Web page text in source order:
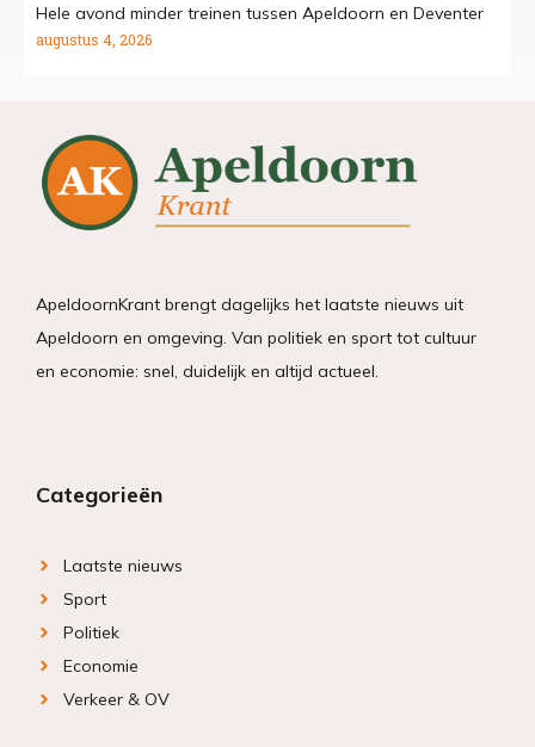
Hele avond minder treinen tussen Apeldoorn en Deventer
augustus 4, 2026
ApeldoornKrant brengt dagelijks het laatste nieuws uit
Apeldoorn en omgeving. Van politiek en sport tot cultuur
en economie: snel, duidelijk en altijd actueel.
Categorieën
Laatste nieuws
Sport
Politiek
Economie
Verkeer & OV